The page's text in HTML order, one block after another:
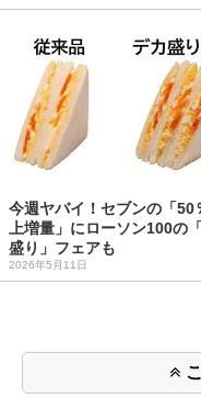
今週ヤバイ！セブンの「50
上増量」にローソン100の
盛り」フェアも
2026年5月11日